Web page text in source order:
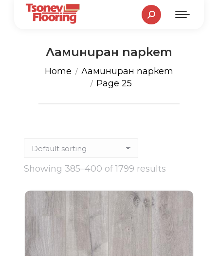
Search:
Ламиниран паркет
You are here:
Home
Ламиниран паркет
Page 25
Showing 385–400 of 1799 results